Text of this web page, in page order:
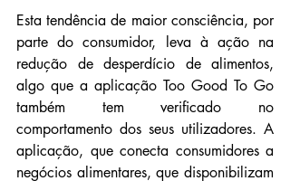
Esta tendência de maior consciência, por
parte do consumidor, leva à ação na
redução de desperdício de alimentos,
algo que a aplicação Too Good To Go
também tem verificado no
comportamento dos seus utilizadores. A
aplicação, que conecta consumidores a
negócios alimentares, que disponibilizam